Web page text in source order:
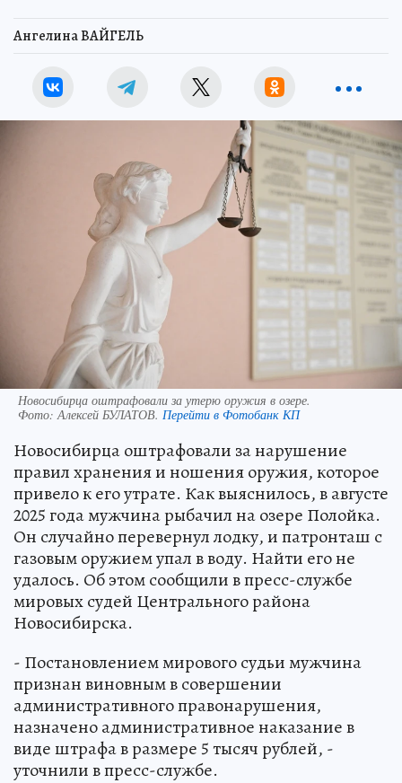
Ангелина ВАЙГЕЛЬ
Новосибирца оштрафовали за утерю оружия в озере.
Фото:Алексей БУЛАТОВ. Перейти в Фотобанк КП
Новосибирца оштрафовали за нарушение
правил хранения и ношения оружия, которое
привело к его утрате. Как выяснилось, в августе
2025 года мужчина рыбачил на озере Полойка.
Он случайно перевернул лодку, и патронташ с
газовым оружием упал в воду. Найти его не
удалось. Об этом сообщили в пресс-службе
мировых судей Центрального района
Новосибирска.
- Постановлением мирового судьи мужчина
признан виновным в совершении
административного правонарушения,
назначено административное наказание в
виде штрафа в размере 5 тысяч рублей, -
уточнили в пресс-службе.